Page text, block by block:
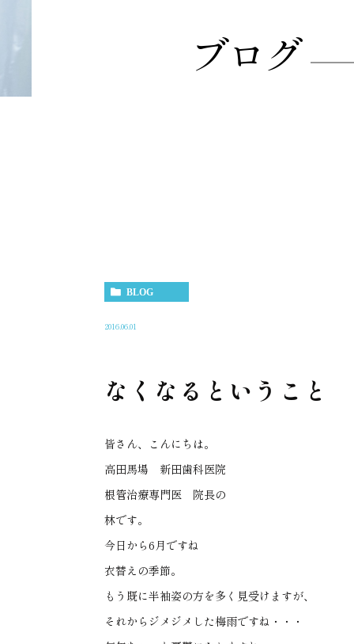
ブログ
BLOG
2016.06.01
なくなるということ
皆さん、こんにちは。
高田馬場 新田歯科医院
根管治療専門医 院長の
林です。
今日から6月ですね
衣替えの季節。
もう既に半袖姿の方を多く見受けますが、
それからジメジメした梅雨ですね・・・